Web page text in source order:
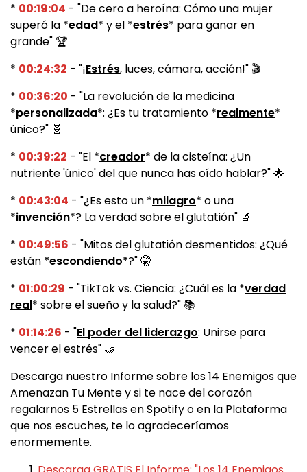
* 00:19:04 - "De cero a heroína: Cómo una mujer
superó la *edad* y el *estrés* para ganar en
grande" 🏆
* 00:24:32 - "¡Estrés, luces, cámara, acción!" 🎬
* 00:36:20 - "La revolución de la medicina
*personalizada*: ¿Es tu tratamiento *realmente*
único?" 🧬
* 00:39:22 - "El *creador* de la cisteína: ¿Un
nutriente 'único' del que nunca has oído hablar?" 🌟
* 00:43:04 - "¿Es esto un *milagro* o una
*invención*? La verdad sobre el glutatión" 🔬
* 00:49:56 - "Mitos del glutatión desmentidos: ¿Qué
están *escondiendo*?" 🤫
* 01:00:29 - "TikTok vs. Ciencia: ¿Cuál es la *verdad
real* sobre el sueño y la salud?" 📚
* 01:14:26 - "El poder del liderazgo: Unirse para
vencer el estrés" 🤝
Descarga nuestro Informe sobre los 14 Enemigos que
Amenazan Tu Mente y si te nace del corazón
regalarnos 5 Estrellas en Spotify o en la Plataforma
que nos escuches, te lo agradeceríamos
enormemente.